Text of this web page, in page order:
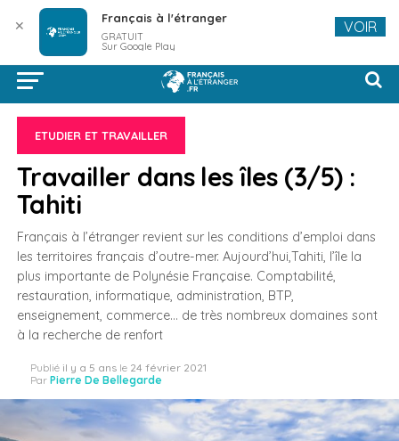
ETUDIER ET TRAVAILLER
Travailler dans les îles (3/5) :
Tahiti
Français à l’étranger revient sur les conditions d’emploi dans
les territoires français d’outre-mer. Aujourd’hui,Tahiti, l’île la
plus importante de Polynésie Française. Comptabilité,
restauration, informatique, administration, BTP,
enseignement, commerce… de très nombreux domaines sont
à la recherche de renfort
Publié il y a 5 ans le 24 février 2021
Par Pierre De Bellegarde
✕ Français à l'étranger
GRATUIT
Sur Google Play
VOIR